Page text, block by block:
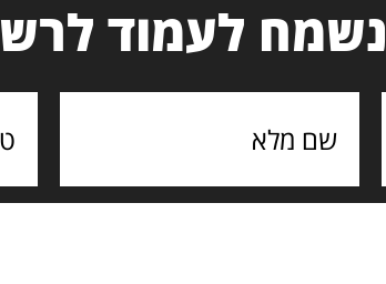
נשמח לעמוד